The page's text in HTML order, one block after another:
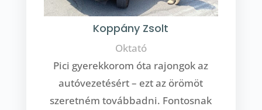
Koppány Zsolt
Oktató
Pici gyerekkorom óta rajongok az
autóvezetésért – ezt az örömöt
szeretném továbbadni. Fontosnak